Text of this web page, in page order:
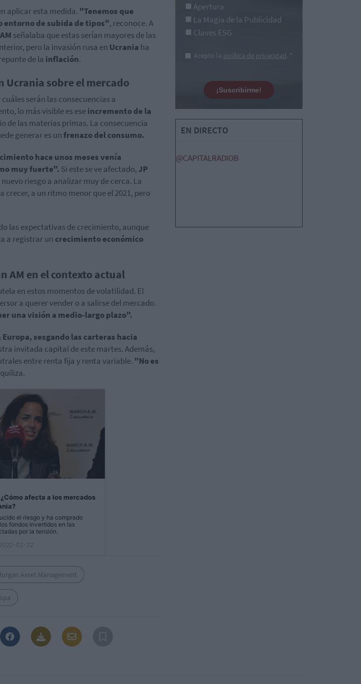
aplicar esta medida. "Tenemos que
entorno de subida de tipos", reconoce. A
señalaba que estas serían mayores de las
pero la invasión rusa en Ucrania ha
de la inflación.
Ucrania sobre el mercado
serán las consecuencias a
lo más visible es eseincremento de la
de las materias primas. La consecuencia
generar es unfrenazo del consumo.
hace unos meses venía
muy fuerte". Si este se ve afectado, JP
riesgo a analizar muy de cerca. La
crecer, a un ritmo menor que el 2021, pero
las expectativas de crecimiento, aunque
a registrar un crecimiento económico
AM en el contexto actual
en estos momentos de volatilidad. El
a querer vender o a salirse del mercado.
una visión a medio-largo plazo".
sesgando las carteras hacia
invitada capital de este martes. Además,
entre renta fija y renta variable. "No es
afecta a los mercados
el riesgo y ha comprado
fondos invertidos en las
por la tensión.
2022-02-22
Asset Management
Apertura
La Magia de la Publicidad
Claves ESG
Acepto la política de privacidad. *
¡Suscribirme!
EN DIRECTO
@CAPITALRADIOB